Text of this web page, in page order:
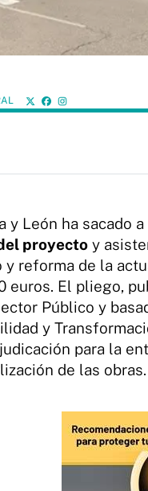
y León ha sacado a
proyecto y
y reforma de la
euros. El pliego,
Público y
y
para la
de las obras.